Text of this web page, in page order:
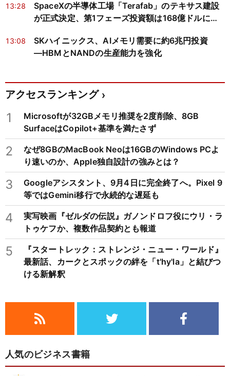
13:28
SpaceXの半導体工場「Terafab」のテキサス建設
が正式決定、第1フェーズ投資額は168億ドルに縮
13:08
SKハイニックス、AIメモリ需要に約6兆円投資
―HBMとNANDの生産能力を強化
アクセスランキング
1
Microsoftが32GBメモリ推奨を2度削除、8GB
SurfaceはCopilot+基準を満たさず
2
なぜ8GBのMacBook Neoは16GBのWindows PCよ
り速いのか、Apple独自設計の強みとは？
3
Googleアシスタント、9月4日に完全終了へ。Pixel 9
等ではGemini移行で永続的な遅延も
4
実写映画『ゼルダの伝説』ガノンドロフ役にウリ・ラ
トゥケフか、複数作品契約とも報道
5
『スタートレック：ストレンジ・ニュー・ワールド』
最新話、カークとスポックの絆を「t'hy'la」と結びつ
ける新解釈
人気のビジネス書籍